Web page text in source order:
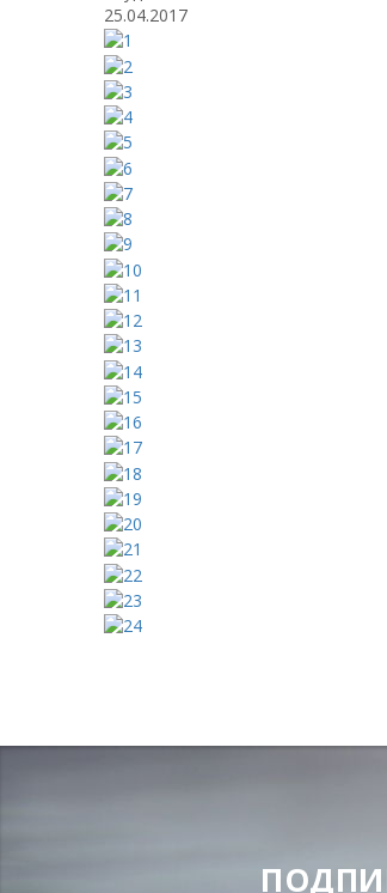
25.04.2017